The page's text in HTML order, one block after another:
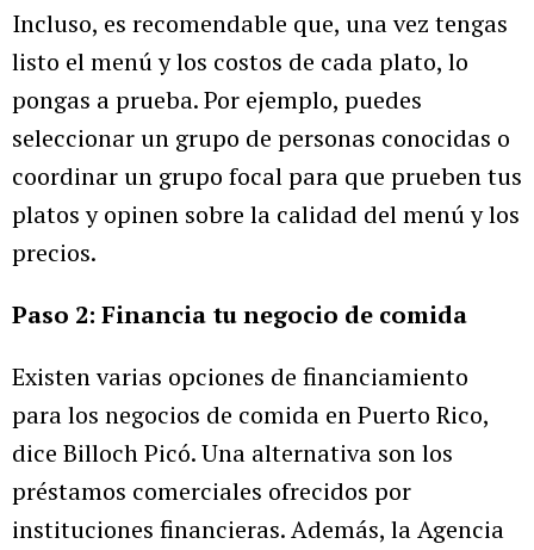
Incluso, es recomendable que, una vez tengas
listo el menú y los costos de cada plato, lo
pongas a prueba. Por ejemplo, puedes
seleccionar un grupo de personas conocidas o
coordinar un grupo focal para que prueben tus
platos y opinen sobre la calidad del menú y los
precios.
Paso 2: Financia tu negocio de comida
Existen varias opciones de financiamiento
para los negocios de comida en Puerto Rico,
dice Billoch Picó. Una alternativa son los
préstamos comerciales ofrecidos por
instituciones financieras. Además, la Agencia